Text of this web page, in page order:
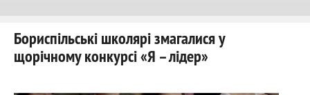
Бориспільські школярі змагалися у
щорічному конкурсі «Я – лідер»